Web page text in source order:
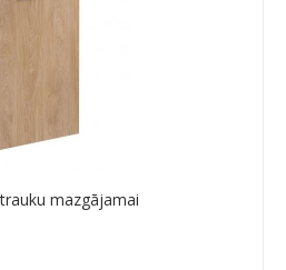
mazgājamai